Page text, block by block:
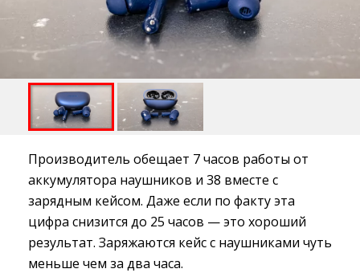
Производитель обещает 7 часов работы от
аккумулятора наушников и 38 вместе с
зарядным кейсом. Даже если по факту эта
цифра снизится до 25 часов — это хороший
результат. Заряжаются кейс с наушниками чуть
меньше чем за два часа.